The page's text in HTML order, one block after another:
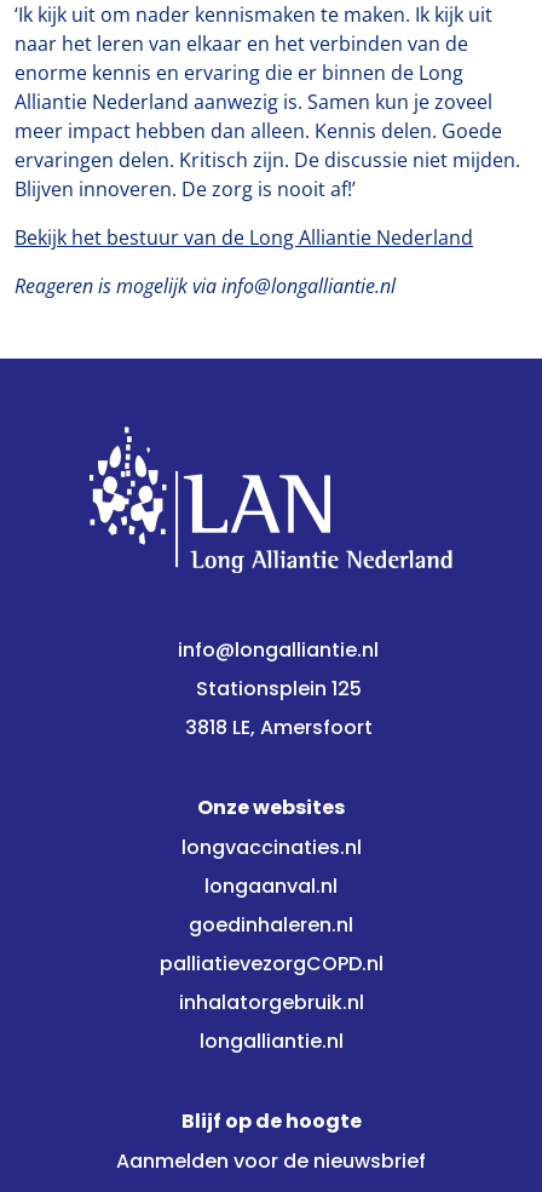
‘Ik kijk uit om nader kennismaken te maken. Ik kijk uit
naar het leren van elkaar en het verbinden van de
enorme kennis en ervaring die er binnen de Long
Alliantie Nederland aanwezig is. Samen kun je zoveel
meer impact hebben dan alleen. Kennis delen. Goede
ervaringen delen. Kritisch zijn. De discussie niet mijden.
Blijven innoveren. De zorg is nooit af!’
Bekijk het bestuur van de Long Alliantie Nederland
Reageren is mogelijk via info@longalliantie.nl
info@longalliantie.nl
Stationsplein 125
3818 LE, Amersfoort
Onze websites
longvaccinaties.nl
longaanval.nl
goedinhaleren.nl
palliatievezorgCOPD.nl
inhalatorgebruik.nl
longalliantie.nl
Blijf op de hoogte
Aanmelden voor de nieuwsbrief